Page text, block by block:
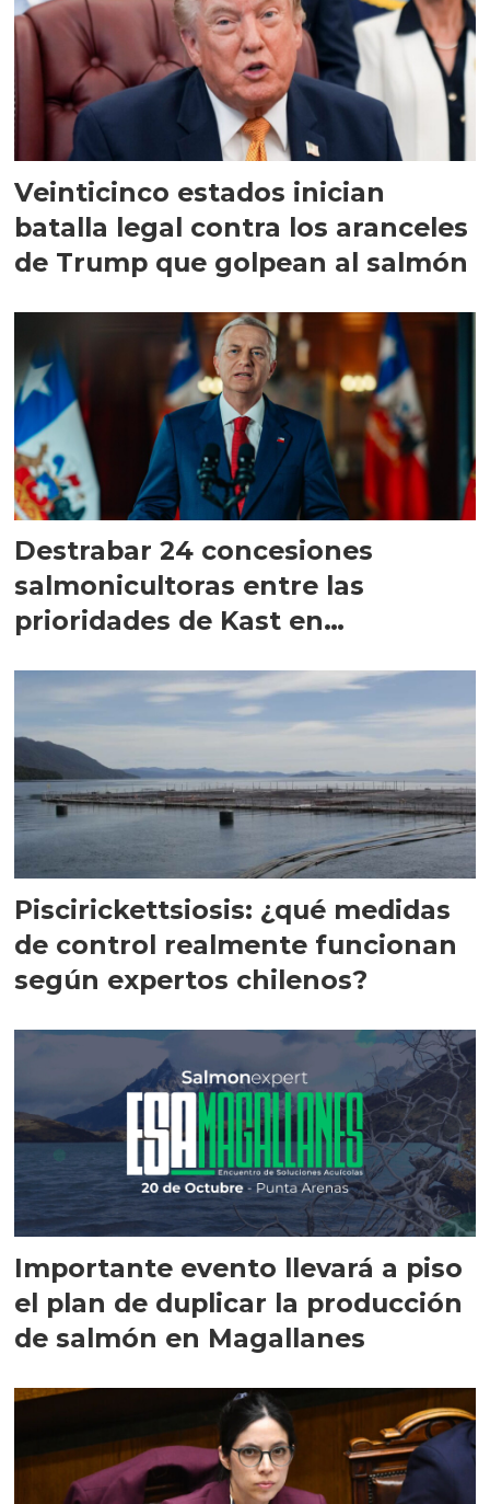
Veinticinco estados inician
batalla legal contra los aranceles
de Trump que golpean al salmón
Destrabar 24 concesiones
salmonicultoras entre las
prioridades de Kast en
Piscirickettsiosis: ¿qué medidas
de control realmente funcionan
según expertos chilenos?
Importante evento llevará a piso
el plan de duplicar la producción
de salmón en Magallanes